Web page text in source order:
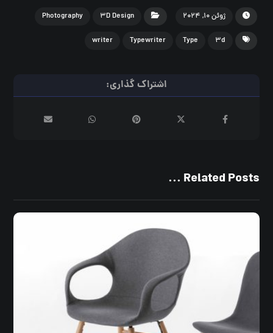
ژوئن ۱۰, ۲۰۲۴ ۳D Design Photography
۳d Type
Typewriter
writer
Related Posts ...